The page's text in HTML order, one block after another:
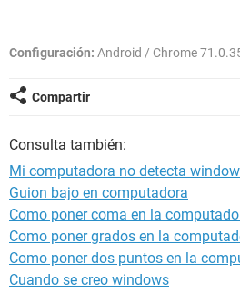
Configuración: Android / Chrome
Compartir
Consulta también:
Mi computadora no detecta
Guion bajo en computadora
Como poner coma en la
Como poner grados en la
Como poner dos puntos en la
Cuando se creo windows